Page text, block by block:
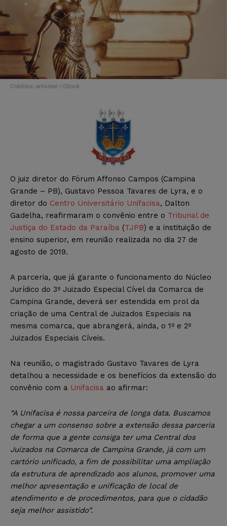
Créditos: artisteer / iStock
O juiz diretor do Fórum Affonso Campos (Campina
Grande – PB), Gustavo Pessoa Tavares de Lyra, e o
diretor do Centro Universitário Unifacisa, Dalton
Gadelha, reafirmaram o convênio entre o Tribunal de
Justiça do Estado da Paraíba (TJPB) e a instituição de
ensino superior, em reunião realizada no dia 27 de
agosto de 2019.
A parceria, que já garante o funcionamento do Núcleo
Jurídico do 3º Juizado Especial Cível da Comarca de
Campina Grande, deverá ser estendida em prol da
criação de uma Central de Juizados Especiais na
mesma comarca, que abrangerá, ainda, o 1º e 2º
Juizados Especiais Cíveis.
Na reunião, o magistrado Gustavo Tavares de Lyra
detalhou a necessidade e os benefícios da extensão do
convênio com a Unifacisa ao afirmar:
“A Unifacisa é nossa parceira de longa data. Buscamos
chegar a um consenso sobre a extensão dessa parceria
de forma que a gente consiga ter uma Central dos
Juizados na Comarca de Campina Grande, já com um
cartório unificado, a fim de possibilitar uma ampliação
da estrutura de aprendizado aos alunos, promover uma
melhor apresentação e unificação de local de
atendimento e de procedimentos, para que o cidadão
seja melhor assistido”.